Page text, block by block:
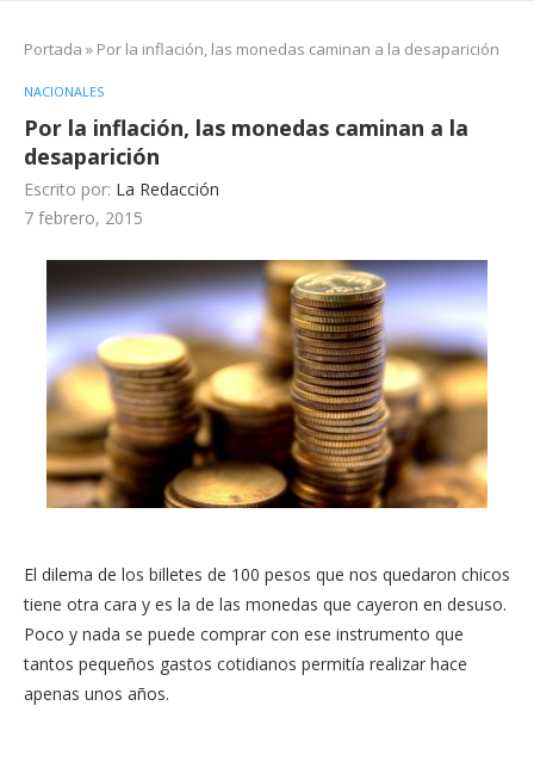
Portada » Por la inflación, las monedas caminan a la desaparición
NACIONALES
Por la inflación, las monedas caminan a la
desaparición
Escrito por: La Redacción
7 febrero, 2015
El dilema de los billetes de 100 pesos que nos quedaron chicos
tiene otra cara y es la de las monedas que cayeron en desuso.
Poco y nada se puede comprar con ese instrumento que
tantos pequeños gastos cotidianos permitía realizar hace
apenas unos años.